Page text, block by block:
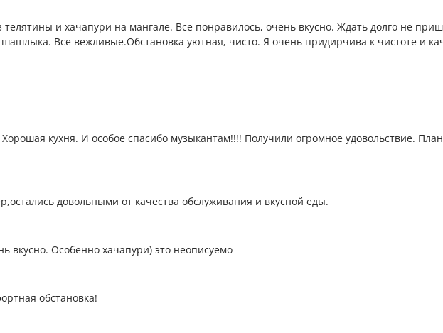
и хачапури на мангале. Все понравилось, очень вкусно. Ждать долго не
Все вежливые.Обстановка уютная, чисто. Я очень придирчива к чистоте и
кухня. И особое спасибо музыкантам!!!! Получили огромное удовольствие.
довольными от качества обслуживания и вкусной еды.
вкусно. Особенно хачапури) это неописуемо
обстановка!